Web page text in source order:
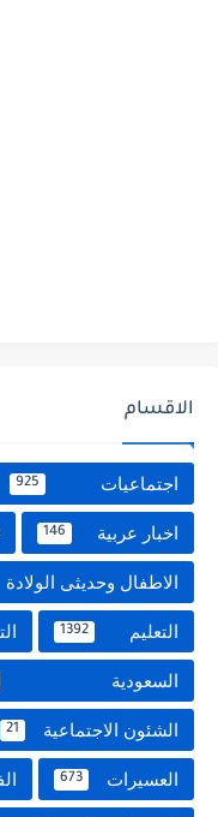
الاقسام
اجتماعيات 925
اخبار عربية 146
الاطفال وحديثى الولادة
التعليم 1392
السعودية
الشئون الاجتماعية 21
العسيرات 673